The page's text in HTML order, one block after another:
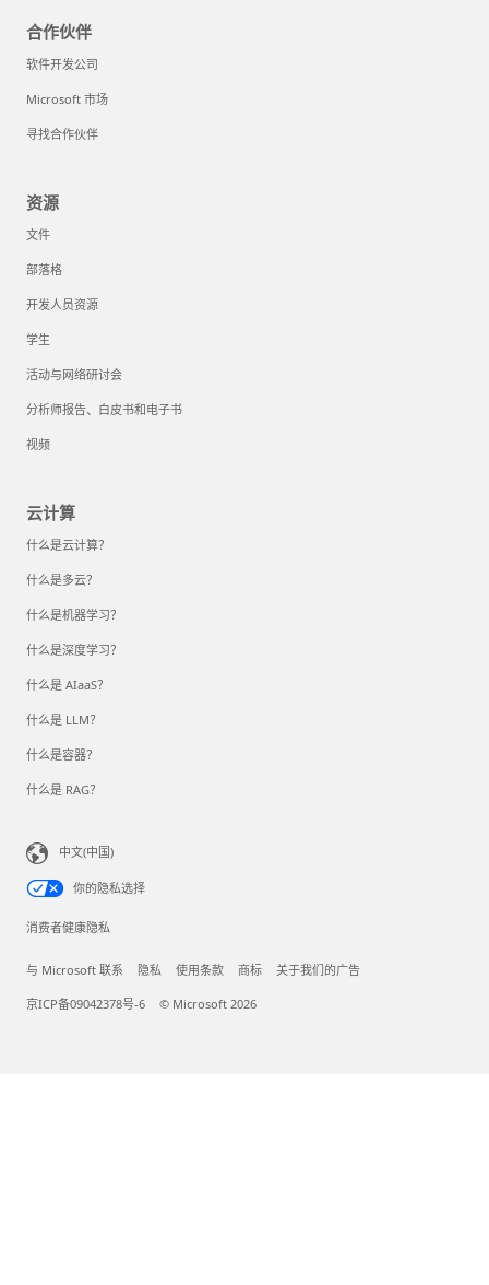
合作伙伴
软件开发公司
Microsoft 市场
寻找合作伙伴
资源
文件
部落格
开发人员资源
学生
活动与网络研讨会
分析师报告、白皮书和电子书
视频
云计算
什么是云计算？
什么是多云？
什么是机器学习？
什么是深度学习？
什么是 AIaaS？
什么是 LLM？
什么是容器？
什么是 RAG？
中文(中国)
你的隐私选择
消费者健康隐私
与 Microsoft 联系 隐私 使用条款 商标 关于我们的广告
京ICP备09042378号-6 © Microsoft 2026